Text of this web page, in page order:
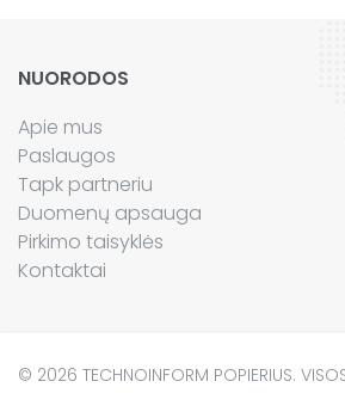
NUORODOS
Apie mus
Paslaugos
Tapk partneriu
Duomenų apsauga
Pirkimo taisyklės
Kontaktai
© 2026 TECHNOINFORM POPIERIUS.